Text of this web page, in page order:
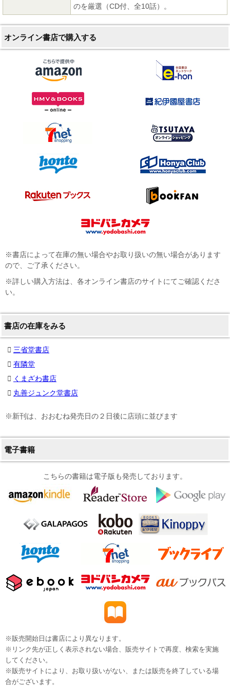
のを厳選（CD付、全10話）。
オンライン書店で購入する
※書店によって在庫の無い場合やお取り扱いの無い場合があります
ので、ご了承ください。
※詳しい購入方法は、各オンライン書店のサイトにてご確認くださ
い。
書店の在庫をみる
三省堂書店
有隣堂
くまざわ書店
丸善ジュンク堂書店
※新刊は、おおむね発売日の２日後に店頭に並びます
電子書籍
こちらの書籍は電子版も発売しております。
※販売開始日は書店により異なります。
※リンク先が正しく表示されない場合、販売サイトで再度、検索を実施
してください。
※販売サイトにより、お取り扱いがない、または販売を終了している場
合がございます。